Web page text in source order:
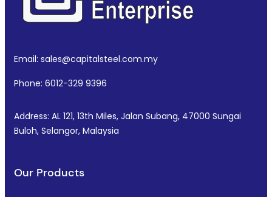
Email: sales@capitalsteel.com.my
Phone: 6012-329 9396
Address: AL 121, 13th Miles, Jalan Subang, 47000 Sungai
Buloh, Selangor, Malaysia
Our Products